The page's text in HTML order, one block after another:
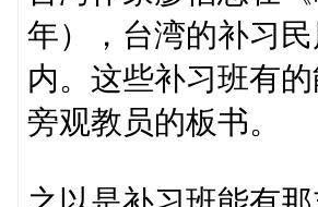
年），台湾的补习
内。这些补习班有
旁观教员的板书。